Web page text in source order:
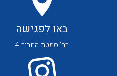
באו לפגישה
רח' סמטת התבור 4